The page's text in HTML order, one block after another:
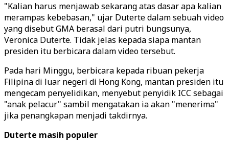
"Kalian harus menjawab sekarang atas dasar apa kalian
merampas kebebasan," ujar Duterte dalam sebuah video
yang disebut GMA berasal dari putri bungsunya,
Veronica Duterte. Tidak jelas kepada siapa mantan
presiden itu berbicara dalam video tersebut.
Pada hari Minggu, berbicara kepada ribuan pekerja
Filipina di luar negeri di Hong Kong, mantan presiden itu
mengecam penyelidikan, menyebut penyidik ICC sebagai
"anak pelacur" sambil mengatakan ia akan "menerima"
jika penangkapan menjadi takdirnya.
Duterte masih populer